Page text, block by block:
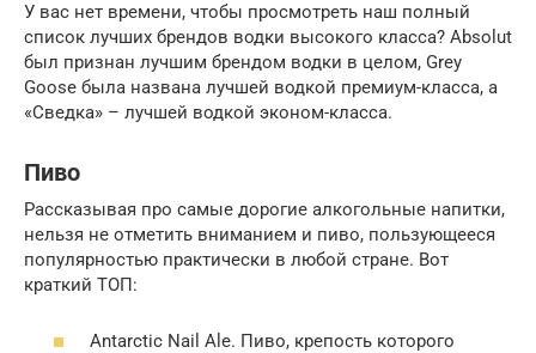
У вас нет времени, чтобы просмотреть наш полный
список лучших брендов водки высокого класса? Absolut
был признан лучшим брендом водки в целом, Grey
Goose была названа лучшей водкой премиум-класса, а
«Сведка» – лучшей водкой эконом-класса.
Пиво
Рассказывая про самые дорогие алкогольные напитки,
нельзя не отметить вниманием и пиво, пользующееся
популярностью практически в любой стране. Вот
краткий ТОП:
Antarctic Nail Ale. Пиво, крепость которого